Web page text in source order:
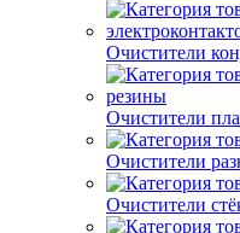
Очистители
Очистители
Очистители
Очистители